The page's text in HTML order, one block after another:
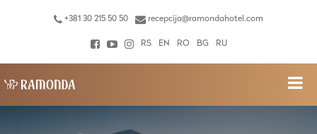
+381 30 215 50 50 recepcija@ramondahotel.com
RS EN RO BG RU